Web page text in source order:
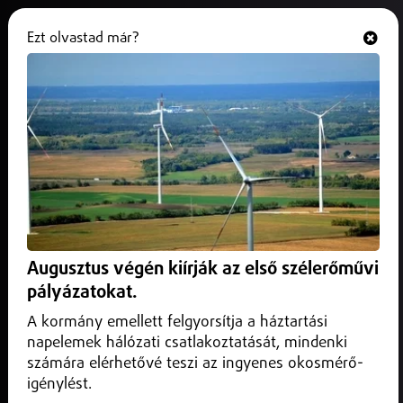
Programajánló
Ezt olvastad már?
Augusztus végén kiírják az első szélerőművi
pályázatokat.
A kormány emellett felgyorsítja a háztartási
napelemek hálózati csatlakoztatását, mindenki
számára elérhetővé teszi az ingyenes okosmérő-
igénylést.